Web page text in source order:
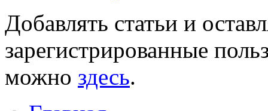
Добавлять статьи и
зарегистрированные
можно здесь.